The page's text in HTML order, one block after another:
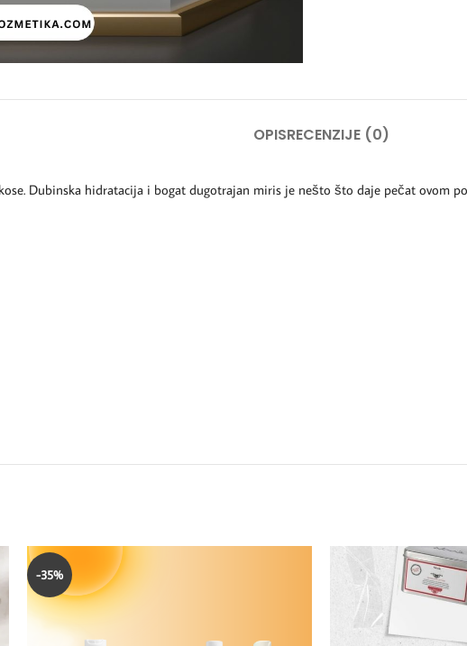
OPISRECENZIJE (0)
Dubinska hidratacija i bogat dugotrajan miris je nešto što daje pečat ovom
-35%